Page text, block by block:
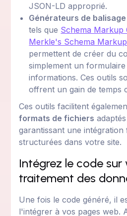
JSON-LD approprié.
Générateurs de balisage
tels que Schema Markup
Merkle's Schema
permettent de créer du
simplement un
informations. Ces outils
offrent un gain de temps
Ces outils facilitent
formats de fichiers
garantissant une intégration
structurées dans votre site.
Intégrez le code sur
traitement des
Une fois le code généré, il
l'intégrer à vos pages web.